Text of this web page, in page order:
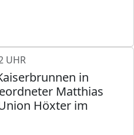
UHR
in
Matthias
Höxter im